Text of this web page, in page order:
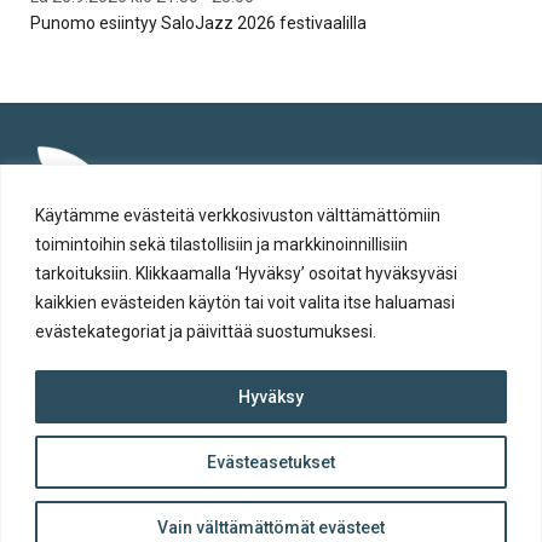
Käytämme evästeitä verkkosivuston välttämättömiin
toimintoihin sekä tilastollisiin ja markkinoinnillisiin
tarkoituksiin. Klikkaamalla ‘Hyväksy’ osoitat hyväksyväsi
kaikkien evästeiden käytön tai voit valita itse haluamasi
evästekategoriat ja päivittää suostumuksesi.
Evästeasetukset
Vain välttämättömät evästeet
Hyväksy
Punomo esiintyy SaloJazz 2026 festivaalilla
ylös
Saavutettavuusseloste
© Salon kaupunki 2020 • All rights reserved.
Website crafted byEvermade.